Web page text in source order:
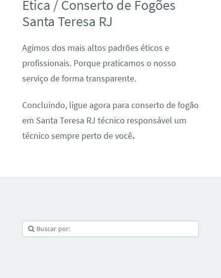
Ética / Conserto de Fogões
Santa Teresa RJ
Agimos dos mais altos padrões éticos e
profissionais. Porque praticamos o nosso
serviço de forma transparente.
Concluindo, ligue agora para conserto de fogão
em Santa Teresa RJ técnico responsável um
técnico sempre perto de você.